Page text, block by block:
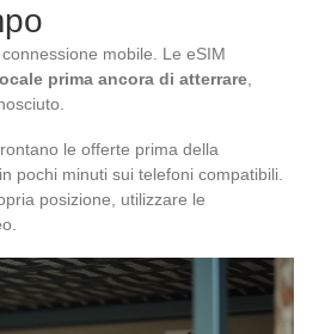
mobile. Le eSIM
prima ancora di atterrare,
le offerte prima della
pochi minuti sui telefoni compatibili.
posizione, utilizzare le